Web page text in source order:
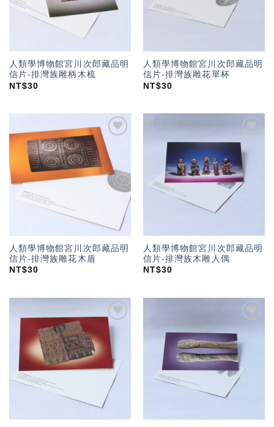
人類學博物館宮川次郎藏品明
信片-排灣族雕柄木梳
NT$30
人類學博物館宮川次郎藏品明
信片-排灣族雕花單杯
NT$30
望輕
單」
人類學博物館宮川次郎藏品明
信片-排灣族雕花木盾
NT$30
「願
人類學博物館宮川次郎藏品明
信片-排灣族木雕人偶
NT$30
加入
「願
望輕
單」